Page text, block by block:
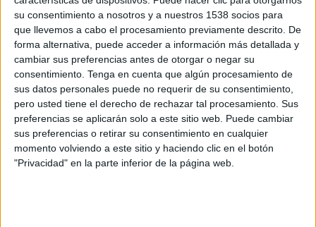
su consentimiento a nosotros y a nuestros 1538 socios para
que llevemos a cabo el procesamiento previamente descrito. De
forma alternativa, puede acceder a información más detallada y
cambiar sus preferencias antes de otorgar o negar su
consentimiento. Tenga en cuenta que algún procesamiento de
sus datos personales puede no requerir de su consentimiento,
pero usted tiene el derecho de rechazar tal procesamiento. Sus
preferencias se aplicarán solo a este sitio web. Puede cambiar
sus preferencias o retirar su consentimiento en cualquier
momento volviendo a este sitio y haciendo clic en el botón
"Privacidad" en la parte inferior de la página web.
Després de matar-la, exposa el fiscal, Tarraguell
seguint les instruccions de Kuike va embolicar
el cadàver de la víctima, la va ficar dins un bidó,
el va omplir de ciment i, finalment, el va
enterrar en una parcel·la de la seva propietat a
la urbanització Lloret Residencial.
Per això, el fiscal imputa un delicte d'assassinat